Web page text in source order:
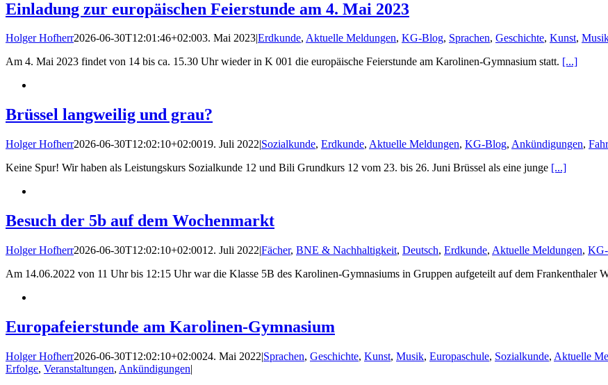
Einladung zur europäischen Feierstunde am 4. Mai 2023
Holger Hofherr2026-06-30T12:01:46+02:003. Mai 2023|Erdkunde, Aktuelle Meldungen, KG-Blog, Sprachen, Geschichte, Kunst,
Am 4. Mai 2023 findet von 14 bis ca. 15.30 Uhr wieder in K 001 die europäische Feierstunde am Karolinen-Gymnasium statt. [...]
Brüssel langweilig und grau?
Holger Hofherr2026-06-30T12:02:10+02:0019. Juli 2022|Sozialkunde, Erdkunde, Aktuelle Meldungen, KG-Blog, Ankündigungen,
Keine Spur! Wir haben als Leistungskurs Sozialkunde 12 und Bili Grundkurs 12 vom 23. bis 26. Juni Brüssel als eine junge [...]
Besuch der 5b auf dem Wochenmarkt
Holger Hofherr2026-06-30T12:02:10+02:0012. Juli 2022|Fächer, BNE & Nachhaltigkeit, Deutsch, Erdkunde, Aktuelle Meldungen,
Am 14.06.2022 von 11 Uhr bis 12:15 Uhr war die Klasse 5B des Karolinen-Gymnasiums in Gruppen aufgeteilt auf dem Frankenthaler
Europafeierstunde am Karolinen-Gymnasium
Holger Hofherr2026-06-30T12:02:10+02:0024. Mai 2022|Sprachen, Geschichte, Kunst, Musik, Europaschule, Sozialkunde, Aktuelle
Erfolge, Veranstaltungen, Ankündigungen|